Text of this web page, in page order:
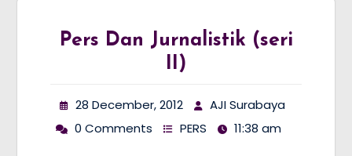
Pers Dan Jurnalistik (seri
II)
28 December, 2012
AJI Surabaya
0 Comments
PERS 11:38 am